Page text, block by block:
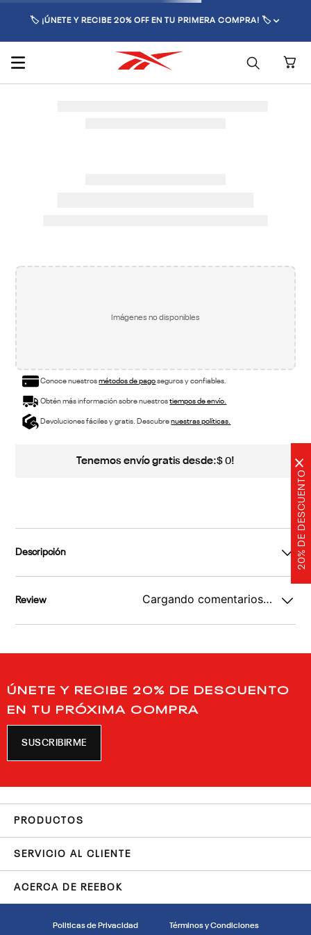
20% DE DESCUENTO
×
🏷️ ¡ÚNETE Y RECIBE 20% OFF EN TU PRIMERA COMPRA! 🏷️
Imágenes no disponibles
Conoce nuestrosmétodos de pagoseguros y confiables.
Obtén más información sobre nuestrostiempos de envío.
Devoluciones fáciles y gratis. Descubrenuestras políticas.
Tenemos envío gratis desde:$ 0!
Descripción
Review Cargando comentarios…
ÚNETE Y RECIBE 20% DE DESCUENTO
EN TU PRÓXIMA COMPRA
SUSCRIBIRME
PRODUCTOS
SERVICIO AL CLIENTE
ACERCA DE REEBOK
Politicas de Privacidad Términos y Condiciones